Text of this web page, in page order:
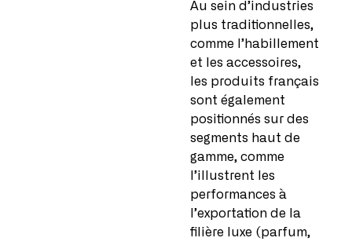
Au sein d’industries
plus traditionnelles,
comme l’habillement
et les accessoires,
les produits français
sont également
positionnés sur des
segments haut de
gamme, comme
l’illustrent les
performances à
l’exportation de la
filière luxe (parfum,